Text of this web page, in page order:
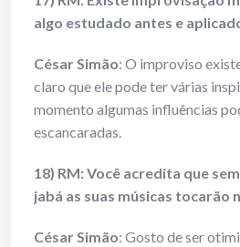
algo estudado antes e
César Simão: O improviso
claro que ele pode ter várias
momento algumas influências
escancaradas.
18) RM: Você acredita que
jabá as suas músicas tocarão
César Simão: Gosto de ser